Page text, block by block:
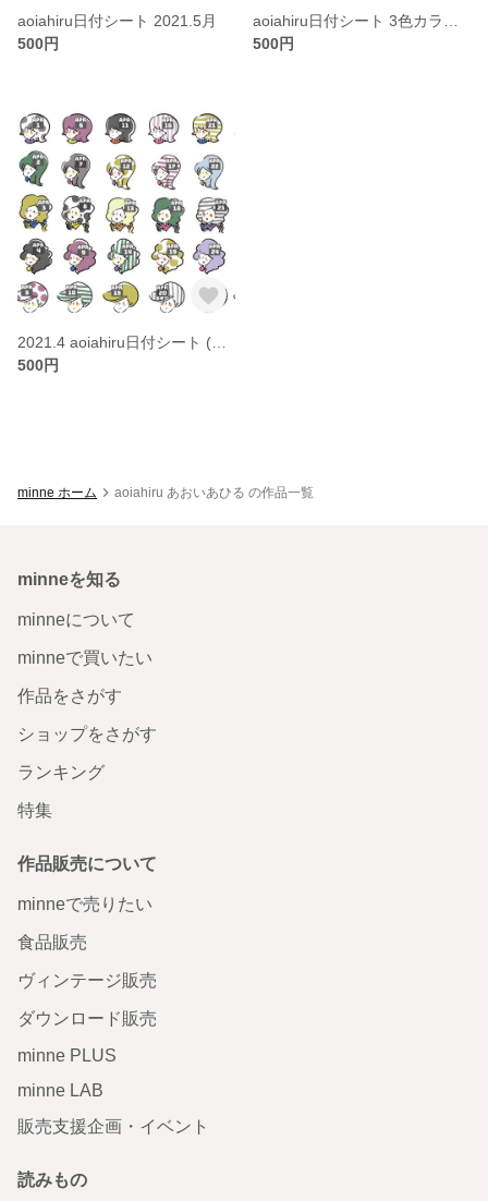
aoiahiru日付シート 2021.5月
500円
500円
500円
minne ホーム aoiahiru あおいあひる の作品一覧
minneを知る
minneについて
minneで買いたい
作品をさがす
ショップをさがす
ランキング
特集
作品販売について
minneで売りたい
食品販売
ヴィンテージ販売
ダウンロード販売
minne PLUS
minne LAB
販売支援企画・イベント
読みもの